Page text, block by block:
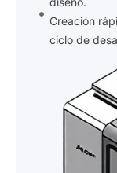
diseño.
Creación
ciclo de